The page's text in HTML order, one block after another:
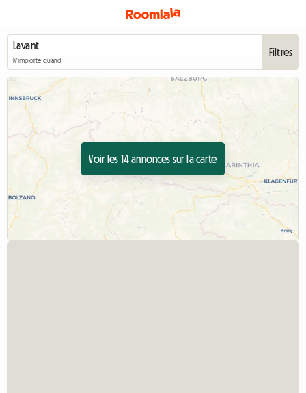
N'importe quand
Filtres
Voir les 14 annonces sur la carte